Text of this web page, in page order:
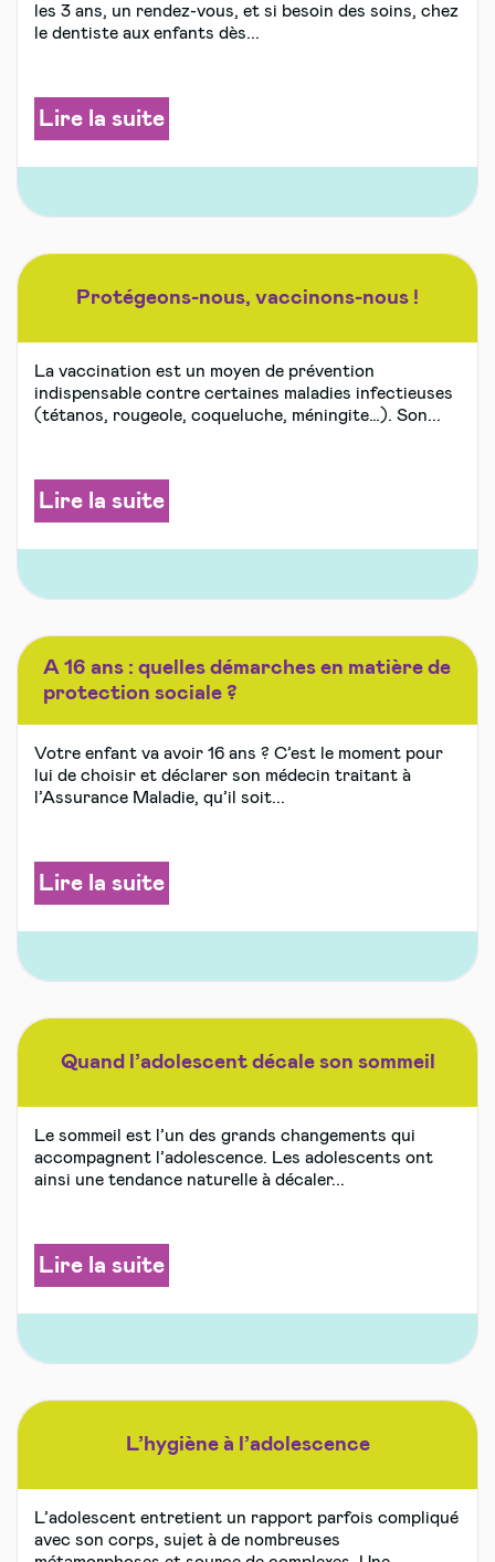
les 3 ans, un rendez-vous, et si besoin des soins, chez
le dentiste aux enfants dès...
Lire la suite
Protégeons-nous, vaccinons-nous !
La vaccination est un moyen de prévention
indispensable contre certaines maladies infectieuses
(tétanos, rougeole, coqueluche, méningite…). Son...
Lire la suite
A 16 ans : quelles démarches en matière de
protection sociale ?
Votre enfant va avoir 16 ans ? C’est le moment pour
lui de choisir et déclarer son médecin traitant à
l’Assurance Maladie, qu’il soit...
Lire la suite
Quand l’adolescent décale son sommeil
Le sommeil est l’un des grands changements qui
accompagnent l’adolescence. Les adolescents ont
ainsi une tendance naturelle à décaler...
Lire la suite
L’hygiène à l’adolescence
L’adolescent entretient un rapport parfois compliqué
avec son corps, sujet à de nombreuses